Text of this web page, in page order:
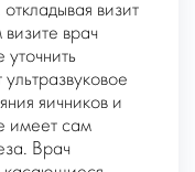
визит
врач
яичников и
имеет сам
Врач